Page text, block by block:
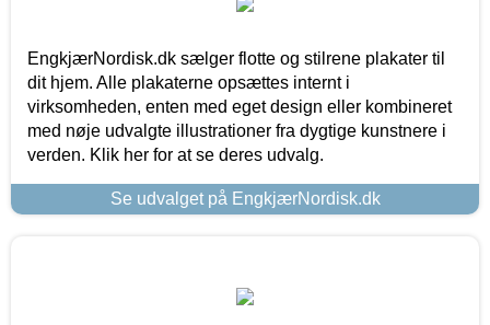
EngkjærNordisk.dk sælger flotte og stilrene plakater til
dit hjem. Alle plakaterne opsættes internt i
virksomheden, enten med eget design eller kombineret
med nøje udvalgte illustrationer fra dygtige kunstnere i
verden. Klik her for at se deres udvalg.
Se udvalget på EngkjærNordisk.dk